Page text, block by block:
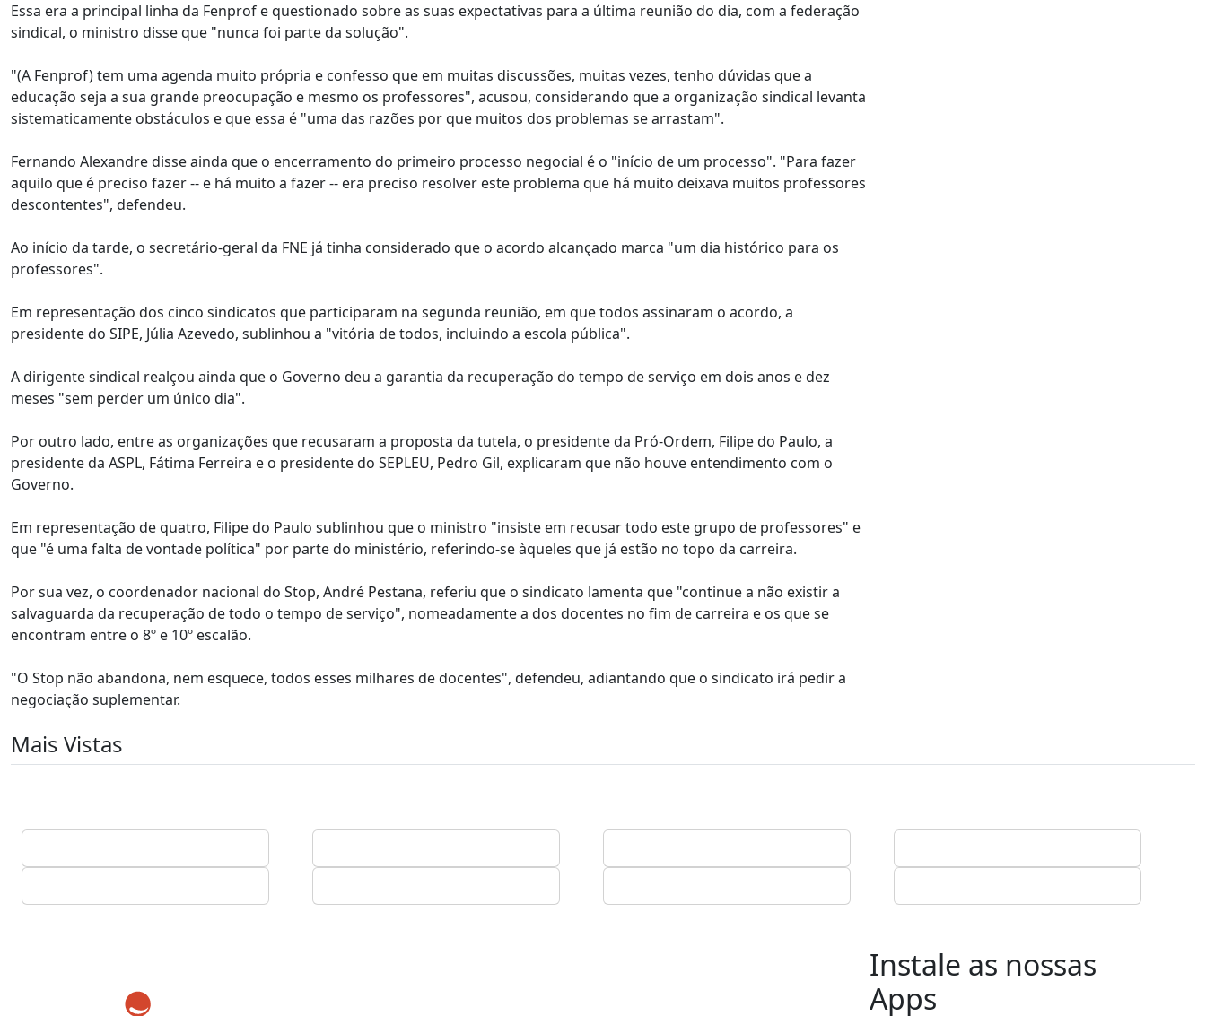
Essa era a principal linha da Fenprof e questionado sobre as suas expectativas para a última reunião do dia, com a federação
sindical, o ministro disse que "nunca foi parte da solução".
"(A Fenprof) tem uma agenda muito própria e confesso que em muitas discussões, muitas vezes, tenho dúvidas que a
educação seja a sua grande preocupação e mesmo os professores", acusou, considerando que a organização sindical levanta
sistematicamente obstáculos e que essa é "uma das razões por que muitos dos problemas se arrastam".
Fernando Alexandre disse ainda que o encerramento do primeiro processo negocial é o "início de um processo". "Para fazer
aquilo que é preciso fazer -- e há muito a fazer -- era preciso resolver este problema que há muito deixava muitos professores
descontentes", defendeu.
Ao início da tarde, o secretário-geral da FNE já tinha considerado que o acordo alcançado marca "um dia histórico para os
professores".
Em representação dos cinco sindicatos que participaram na segunda reunião, em que todos assinaram o acordo, a
presidente do SIPE, Júlia Azevedo, sublinhou a "vitória de todos, incluindo a escola pública".
A dirigente sindical realçou ainda que o Governo deu a garantia da recuperação do tempo de serviço em dois anos e dez
meses "sem perder um único dia".
Por outro lado, entre as organizações que recusaram a proposta da tutela, o presidente da Pró-Ordem, Filipe do Paulo, a
presidente da ASPL, Fátima Ferreira e o presidente do SEPLEU, Pedro Gil, explicaram que não houve entendimento com o
Governo.
Em representação de quatro, Filipe do Paulo sublinhou que o ministro "insiste em recusar todo este grupo de professores" e
que "é uma falta de vontade política" por parte do ministério, referindo-se àqueles que já estão no topo da carreira.
Por sua vez, o coordenador nacional do Stop, André Pestana, referiu que o sindicato lamenta que "continue a não existir a
salvaguarda da recuperação de todo o tempo de serviço", nomeadamente a dos docentes no fim de carreira e os que se
encontram entre o 8º e 10º escalão.
"O Stop não abandona, nem esquece, todos esses milhares de docentes", defendeu, adiantando que o sindicato irá pedir a
negociação suplementar.
Mais Vistas
Instale as nossas
Apps